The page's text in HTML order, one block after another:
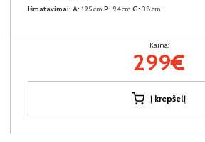
Išmatavimai: A: 195cm P: 94cm G: 38cm
Kaina:
299€
Į krepšelį